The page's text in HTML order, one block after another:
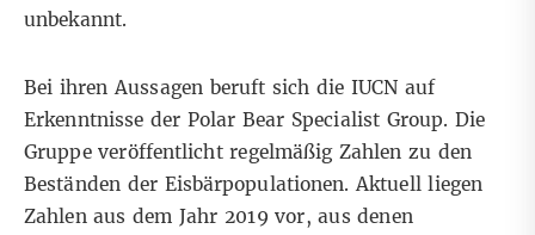
unbekannt.
Bei ihren Aussagen beruft sich die IUCN auf
Erkenntnisse der Polar Bear Specialist Group. Die
Gruppe veröffentlicht regelmäßig Zahlen zu den
Beständen der Eisbärpopulationen. Aktuell liegen
Zahlenaus dem Jahr 2019 vor, aus denen